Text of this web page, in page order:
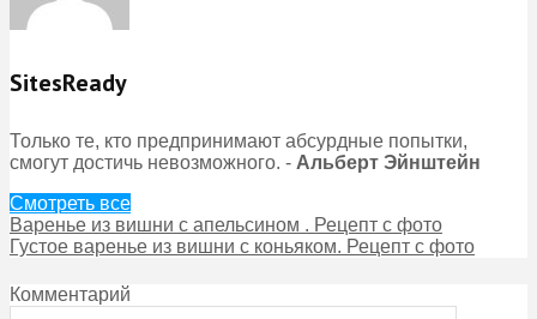
SitesReady
Только те, кто предпринимают абсурдные попытки,
смогут достичь невозможного. - Альберт Эйнштейн
Смотреть все
Варенье из вишни с апельсином . Рецепт с фото
Густое варенье из вишни с коньяком. Рецепт с фото
Комментарий